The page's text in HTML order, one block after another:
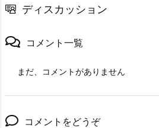
ディスカッション
コメント一覧
まだ、コメントがありません
コメントをどうぞ